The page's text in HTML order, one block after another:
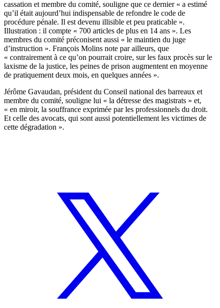
cassation et membre du comité, souligne que ce dernier « a estimé
qu’il était aujourd’hui indispensable de refondre le code de
procédure pénale. Il est devenu illisible et peu praticable ».
Illustration : il compte « 700 articles de plus en 14 ans ». Les
membres du comité préconisent aussi « le maintien du juge
d’instruction ». François Molins note par ailleurs, que
« contrairement à ce qu’on pourrait croire, sur les faux procès sur le
laxisme de la justice, les peines de prison augmentent en moyenne
de pratiquement deux mois, en quelques années ».
Jérôme Gavaudan, président du Conseil national des barreaux et
membre du comité, souligne lui « la détresse des magistrats » et,
« en miroir, la souffrance exprimée par les professionnels du droit.
Et celle des avocats, qui sont aussi potentiellement les victimes de
cette dégradation ».